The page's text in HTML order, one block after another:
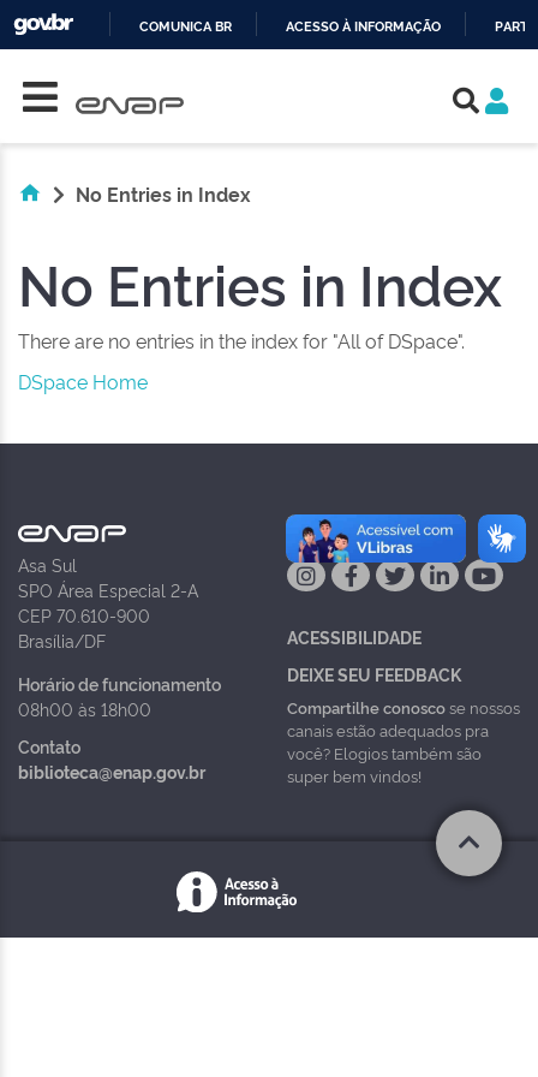
COMUNICA BR ACESSO À INFORMAÇÃO
No Entries in Index
No Entries in Index
There are no entries in the index for "All of DSpace".
DSpace Home
Asa Sul
SPO Área Especial 2-A
CEP 70.610-900
Brasília/DF
Horário de funcionamento
08h00 às 18h00
Contato
biblioteca@enap.gov.br
NAS REDES
ACESSIBILIDADE
DEIXE SEU FEEDBACK
Compartilhe conoscose nossos
canais estão adequados pra
você? Elogios também são
super bem vindos!